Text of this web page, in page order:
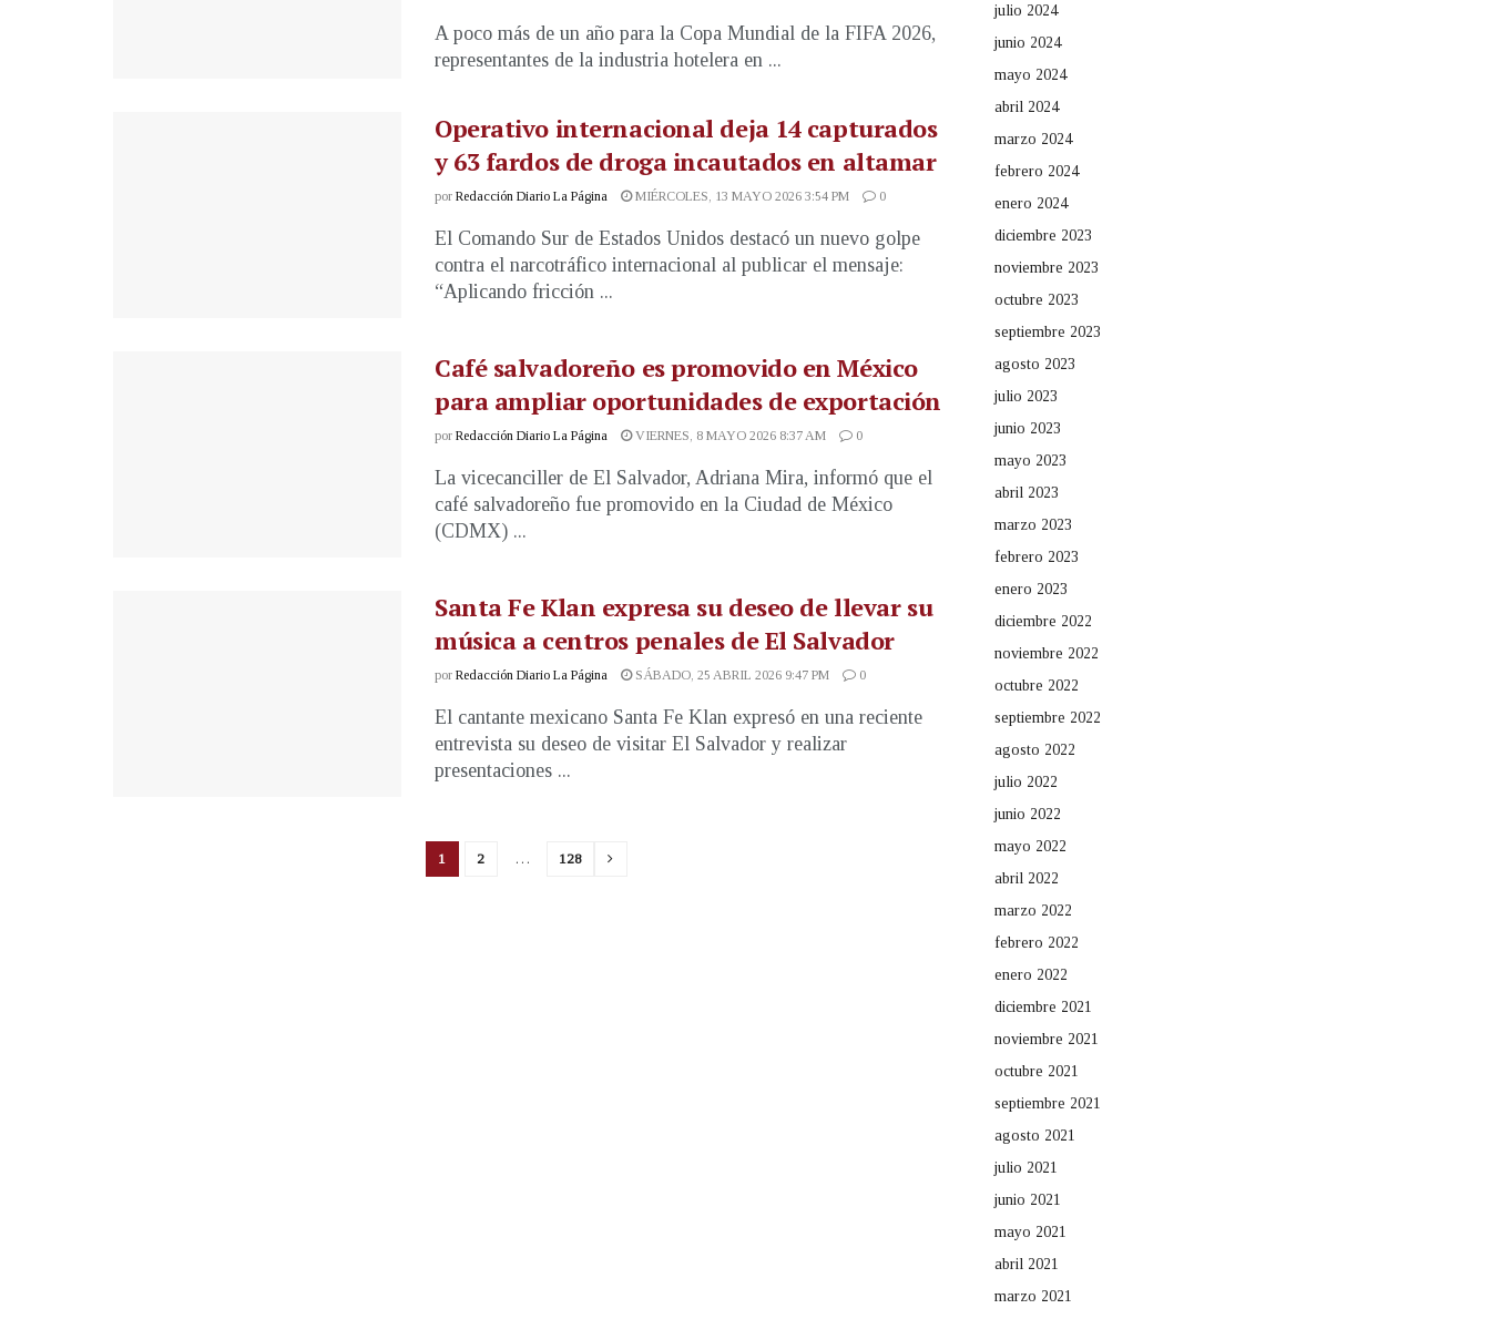
A poco más de un año para la Copa Mundial de la FIFA 2026,
representantes de la industria hotelera en ...
Operativo internacional deja 14 capturados
y 63 fardos de droga incautados en altamar
por Redacción Diario La Página MIÉRCOLES, 13 MAYO 2026 3:54 PM 0
El Comando Sur de Estados Unidos destacó un nuevo golpe
contra el narcotráfico internacional al publicar el mensaje:
“Aplicando fricción ...
Café salvadoreño es promovido en México
para ampliar oportunidades de exportación
por Redacción Diario La Página VIERNES, 8 MAYO 2026 8:37 AM 0
La vicecanciller de El Salvador, Adriana Mira, informó que el
café salvadoreño fue promovido en la Ciudad de México
(CDMX) ...
Santa Fe Klan expresa su deseo de llevar su
música a centros penales de El Salvador
por Redacción Diario La Página SÁBADO, 25 ABRIL 2026 9:47 PM 0
El cantante mexicano Santa Fe Klan expresó en una reciente
entrevista su deseo de visitar El Salvador y realizar
presentaciones ...
1 2 … 128
julio 2024
junio 2024
mayo 2024
abril 2024
marzo 2024
febrero 2024
enero 2024
diciembre 2023
noviembre 2023
octubre 2023
septiembre 2023
agosto 2023
julio 2023
junio 2023
mayo 2023
abril 2023
marzo 2023
febrero 2023
enero 2023
diciembre 2022
noviembre 2022
octubre 2022
septiembre 2022
agosto 2022
julio 2022
junio 2022
mayo 2022
abril 2022
marzo 2022
febrero 2022
enero 2022
diciembre 2021
noviembre 2021
octubre 2021
septiembre 2021
agosto 2021
julio 2021
junio 2021
mayo 2021
abril 2021
marzo 2021